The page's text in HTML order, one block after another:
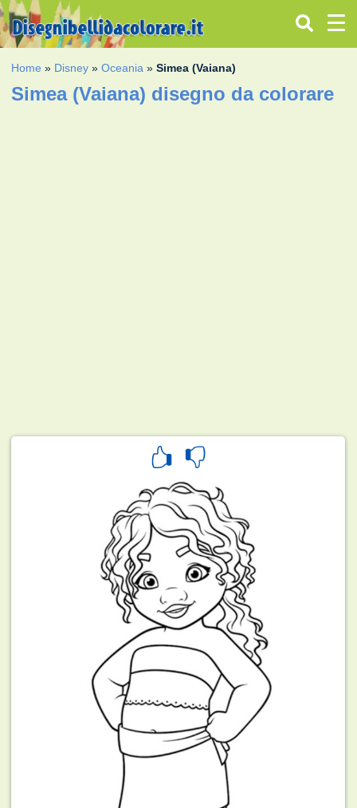
Home » Disney »Oceania »Simea (Vaiana)
Simea (Vaiana) disegno da colorare